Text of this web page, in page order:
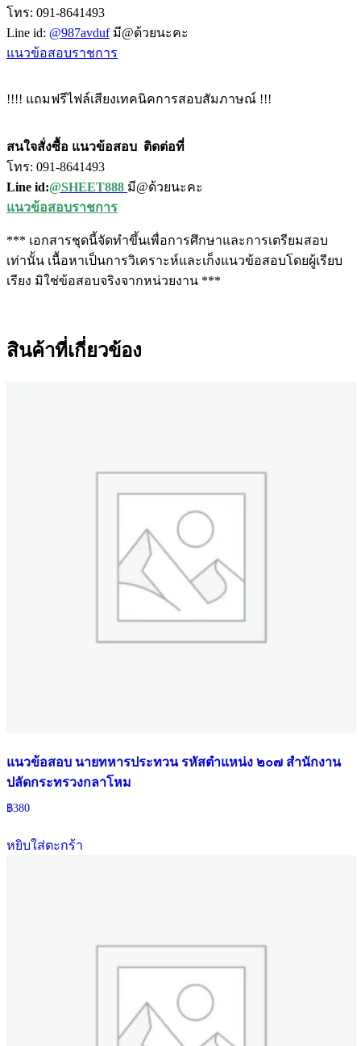
โทร: 091-8641493
Line id: @987avdufมี@ด้วยนะคะ
แนวข้อสอบราชการ
!!!! แถมฟรีไฟล์เสียงเทคนิคการสอบสัมภาษณ์ !!!
สนใจสั่งซื้อ แนวข้อสอบ ติดต่อที่
โทร: 091-8641493
Line id:@SHEET888 มี@ด้วยนะคะ
แนวข้อสอบราชการ
*** เอกสารชุดนี้จัดทำขึ้นเพื่อการศึกษาและการเตรียมสอบ
เท่านั้น เนื้อหาเป็นการวิเคราะห์และเก็งแนวข้อสอบโดยผู้เรียบ
เรียง มิใช่ข้อสอบจริงจากหน่วยงาน ***
สินค้าที่เกี่ยวข้อง
แนวข้อสอบ นายทหารประทวน รหัสตำแหน่ง ๒๐๗ สำนักงาน
ปลัดกระทรวงกลาโหม
฿380
หยิบใส่ตะกร้า